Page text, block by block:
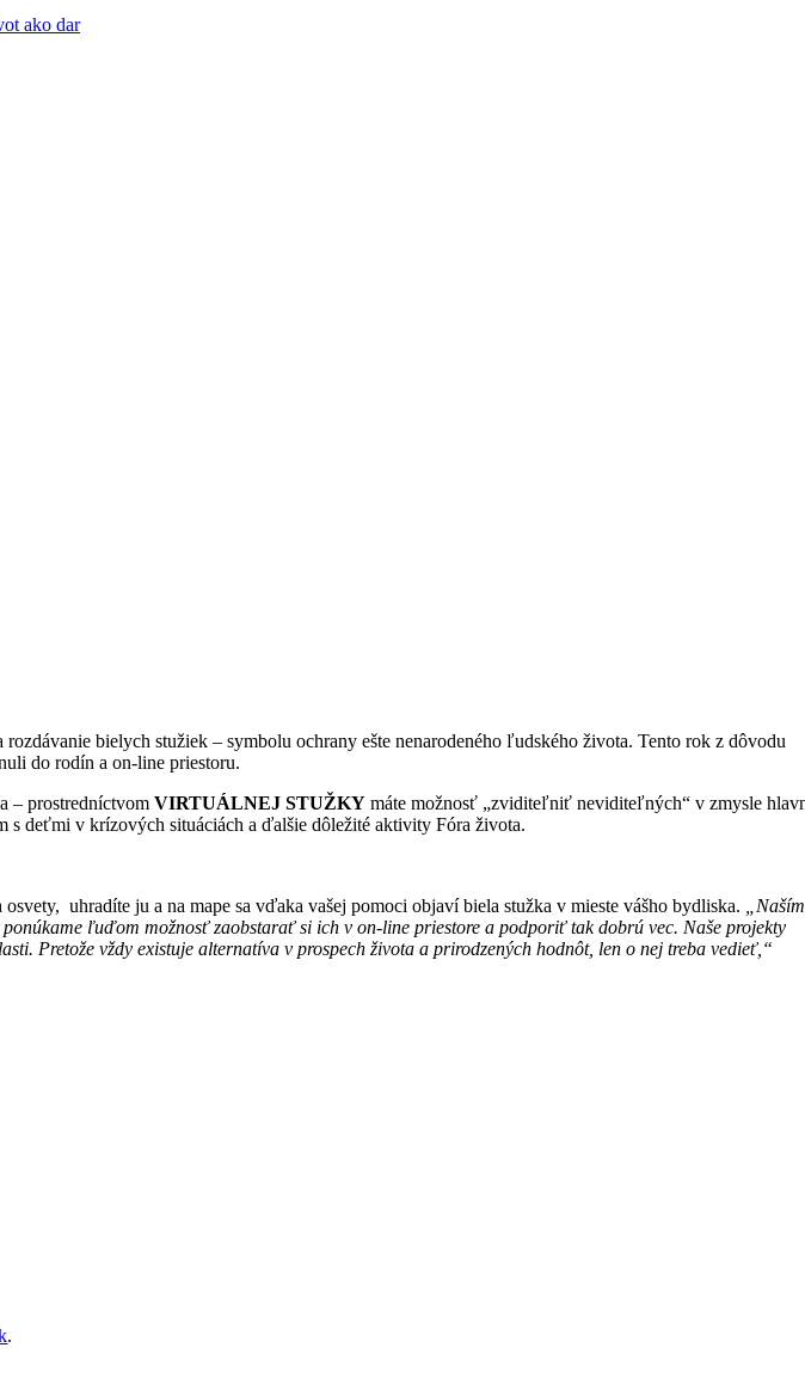
ako dar
bielych stužiek – symbolu ochrany ešte nenarodeného ľudského života. Tento rok z dôvodu
do rodín a on-line priestoru.
– prostredníctvomVIRTUÁLNEJ STUŽKY máte možnosť „zviditeľniť neviditeľných“ v zmysle
s deťmi v krízových situáciách a ďalšie dôležité aktivity Fóra života.
uhradíte ju a na mape sa vďaka vašej pomoci objaví biela stužka v mieste vášho bydliska.
„Naším
ľuďom možnosť zaobstarať si ich v on-line priestore a podporiť tak dobrú vec. Naše projekty
Pretože vždy existuje alternatíva v prospech života a prirodzených hodnôt, len o nej treba vedieť,“
.